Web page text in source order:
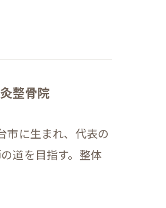
整骨院
市に生まれ、代表の
道を目指す。整体